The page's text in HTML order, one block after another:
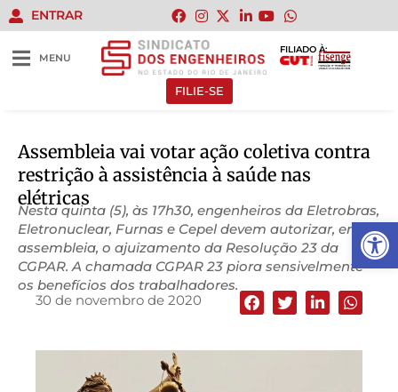
Abrir
ENTRAR
MENU
FILIADO À:
FILIE-SE
Assembleia vai votar ação coletiva contra
restrição à assistência à saúde nas
elétricas
Nesta quinta (5), às 17h30, engenheiros da Eletrobras,
Eletronuclear, Furnas e Cepel devem autorizar, em
assembleia, o ajuizamento da Resolução 23 da
CGPAR. A chamada CGPAR 23 piora sensivelmente
os benefícios dos trabalhadores.
30 de novembro de 2020